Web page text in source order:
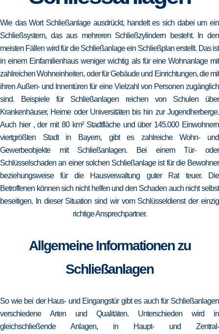
Wie das Wort Schließanlage ausdrückt, handelt es sich dabei um ein
Schließsystem, das aus mehreren Schließzylindern besteht. In den
meisten Fällen wird für die Schließanlage ein Schließplan erstellt. Das ist
in einem Einfamilienhaus weniger wichtig als für eine Wohnanlage mit
zahlreichen Wohneinheiten, oder für Gebäude und Einrichtungen, die mit
ihren Außen- und Innentüren für eine Vielzahl von Personen zugänglich
sind. Beispiele für Schließanlagen reichen von Schulen über
Krankenhäuser, Heime oder Universitäten bis hin zur Jugendherberge.
Auch hier , der mit 80 km² Stadtfläche und über 145.000 Einwohnern
viertgrößten Stadt in Bayern, gibt es zahlreiche Wohn- und
Gewerbeobjekte mit Schließanlagen. Bei einem Tür- oder
Schlüsselschaden an einer solchen Schließanlage ist für die Bewohner
beziehungsweise für die Hausverwaltung guter Rat teuer. Die
Betroffenen können sich nicht helfen und den Schaden auch nicht selbst
beseitigen. In dieser Situation sind wir vom Schlüsseldienst der einzig
richtige Ansprechpartner.
Allgemeine Informationen zu
Schließanlagen
So wie bei der Haus- und Eingangstür gibt es auch für Schließanlagen
verschiedene Arten und Qualitäten. Unterschieden wird in
gleichschließende Anlagen, in Haupt- und Zentral-